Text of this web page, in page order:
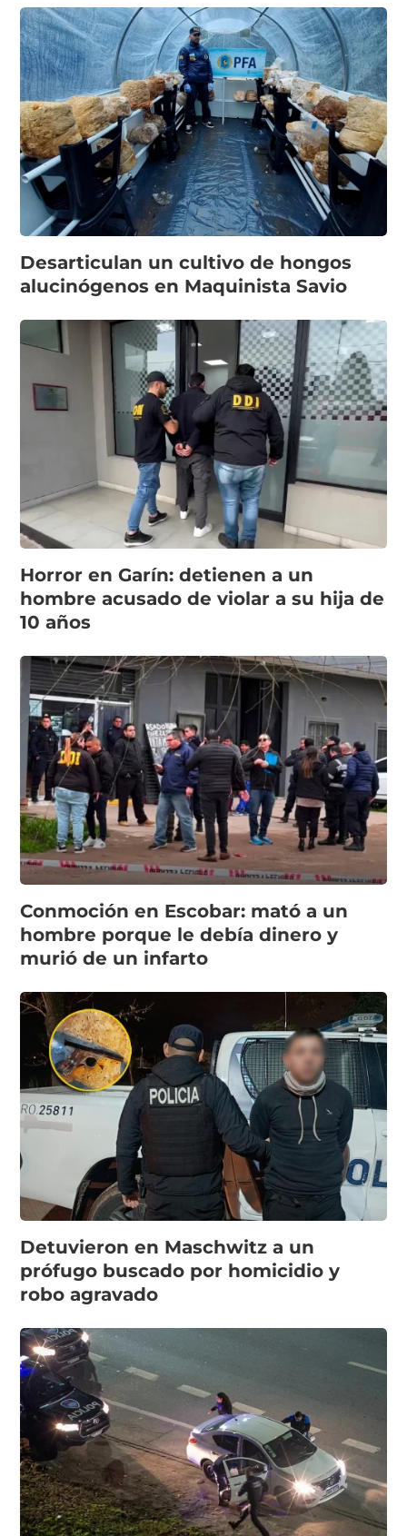
Desarticulan un cultivo de hongos
alucinógenos en Maquinista Savio
Horror en Garín: detienen a un
hombre acusado de violar a su hija de
10 años
Conmoción en Escobar: mató a un
hombre porque le debía dinero y
murió de un infarto
Detuvieron en Maschwitz a un
prófugo buscado por homicidio y
robo agravado